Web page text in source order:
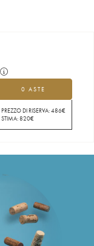
0 ASTE
PREZZO DI RISERVA:486€
STIMA:820€